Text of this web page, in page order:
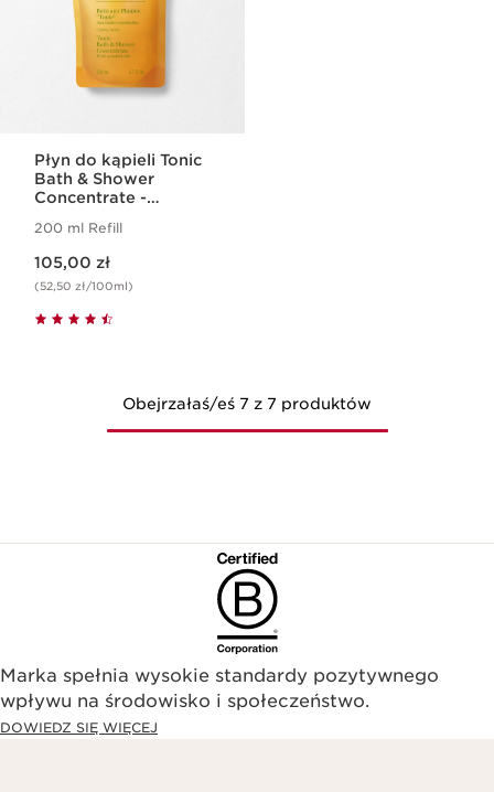
Płyn do kąpieli Tonic
Bath & Shower
Concentrate -
200 ml Refill
105,00 zł
(52,50 zł/100ml)
Obejrzałaś/eś 7 z 7 produktów
Marka spełnia wysokie standardy pozytywnego
wpływu na środowisko i społeczeństwo.​
DOWIEDZ SIĘ WIĘCEJ